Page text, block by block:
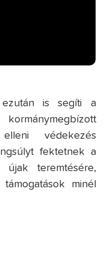
ezután is segíti a
védekezés
fektetnek a
újak teremtésére,
minél